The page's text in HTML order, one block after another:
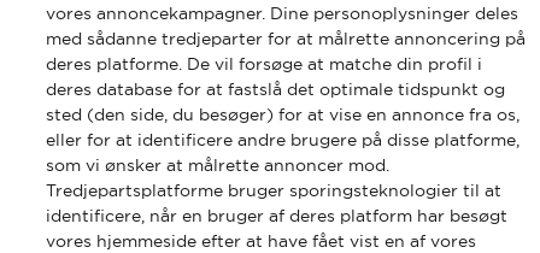
vores annoncekampagner. Dine personoplysninger deles
med sådanne tredjeparter for at målrette annoncering på
deres platforme. De vil forsøge at matche din profil i
deres database for at fastslå det optimale tidspunkt og
sted (den side, du besøger) for at vise en annonce fra os,
eller for at identificere andre brugere på disse platforme,
som vi ønsker at målrette annoncer mod.
Tredjepartsplatforme bruger sporingsteknologier til at
identificere, når en bruger af deres platform har besøgt
vores hjemmeside efter at have fået vist en af vores